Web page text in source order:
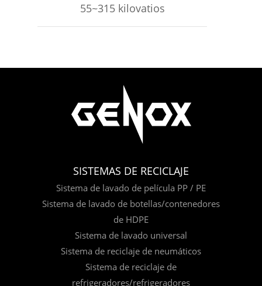
55~315 kilovatios
SISTEMAS DE RECICLAJE
Sistema de lavado de película PP / PE
Sistema de lavado de botellas/contenedores
de HDPE
Sistema de lavado universal
Sistema de reciclaje de neumáticos
Sistema de reciclaje de
refrigeradores/refrigeradores